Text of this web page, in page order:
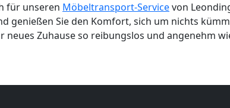
für unseren Möbeltransport-Servicevon
genießen Sie den Komfort, sich um nichts
neues Zuhause so reibungslos und angenehm